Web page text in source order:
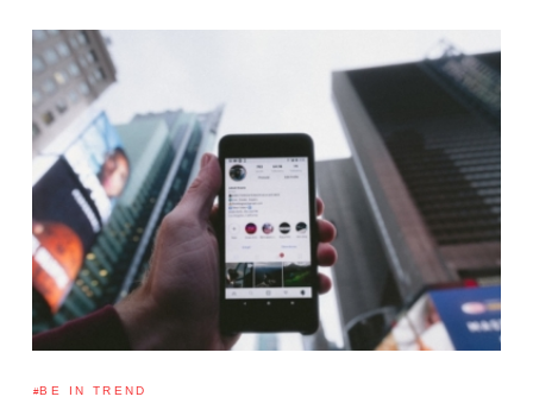
BE IN TREND